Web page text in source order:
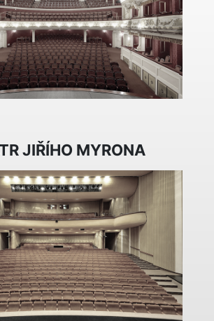
JIŘÍHO MYRONA